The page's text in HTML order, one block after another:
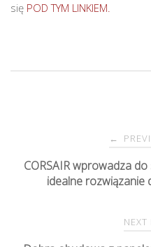
się POD TYM LINKIEM.
←
CORSAIR wprowadza
idealne rozwiązanie